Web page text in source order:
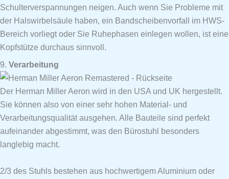
Schulterverspannungen neigen. Auch wenn Sie Probleme mit
der Halswirbelsäule haben, ein Bandscheibenvorfall im HWS-
Bereich vorliegt oder Sie Ruhephasen einlegen wollen, ist eine
Kopfstütze durchaus sinnvoll.
9. Verarbeitung
Der Herman Miller Aeron wird in den USA und UK hergestellt.
Sie können also von einer sehr hohen Material- und
Verarbeitungsqualität ausgehen. Alle Bauteile sind perfekt
aufeinander abgestimmt, was den Bürostuhl besonders
langlebig macht.
2/3 des Stuhls bestehen aus hochwertigem Aluminium oder